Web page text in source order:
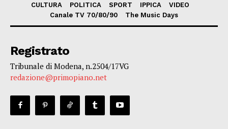
CULTURA
POLITICA SPORT IPPICA
VIDEO
Canale TV 70/80/90
The Music Days
Registrato
Tribunale di Modena, n.2504/17VG
redazione@primopiano.net